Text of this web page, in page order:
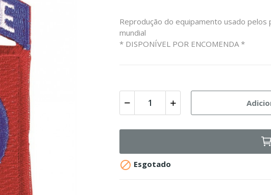
Reprodução do equipamento usado
mundial
* DISPONÍVEL POR ENCOMENDA *
 Esgotado